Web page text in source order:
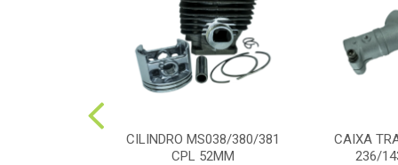
CILINDRO MS038/380/381
CPL 52MM
CAIXA
236/